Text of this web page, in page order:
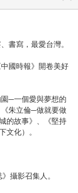
書寫，最愛台灣。
國時報》開卷美好
─一個愛與夢想的
朱立倫─做就要做
的故事》、《堅持
文化）。
攝影召集人。